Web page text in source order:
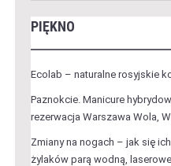
PIĘKNO
Ecolab – naturalne rosyjskie
Paznokcie. Manicure
rezerwacja Warszawa Wola,
Zmiany na nogach – jak się
żylaków parą wodną,